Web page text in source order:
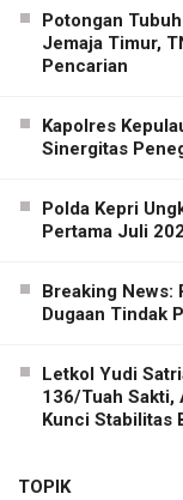
Potongan
Jemaja Timur,
Pencarian
Kapolres
Sinergitas
Polda Kepri
Pertama Juli
Breaking News:
Dugaan Tindak
Letkol Yudi
136/Tuah Sakti,
Kunci Stabilitas
TOPIK